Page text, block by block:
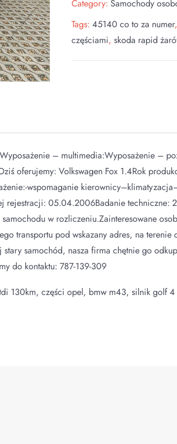
Category: Samochody
Tags:45140 co to za numer
częściami,skoda rapid
– multimedia:Wyposażenie –
oferujemy: Volkswagen Fox 1.4Rok
wspomaganie
05.04.2006Badanie techniczne:
w rozliczeniu.Zainteresowane
transportu pod wskazany adres, na terenie
samochód, nasza firma chętnie go
do kontaktu: 787-139-309
130km, części opel, bmw m43, silnik golf